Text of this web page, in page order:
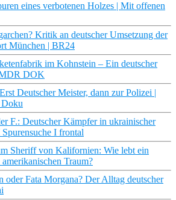
eines verbotenen Holzes | Mit offenen
Kritik an deutscher Umsetzung der
München | BR24
im Kohnstein – Ein deutscher
DOK
Deutscher Meister, dann zur Polizei |
F.: Deutscher Kämpfer in ukrainischer
I frontal
Sheriff von Kalifornien: Wie lebt ein
Traum?
oder Fata Morgana? Der Alltag deutscher